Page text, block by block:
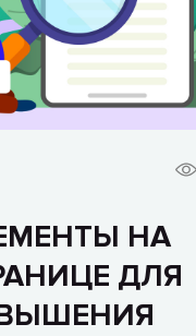
НА
ДЛЯ